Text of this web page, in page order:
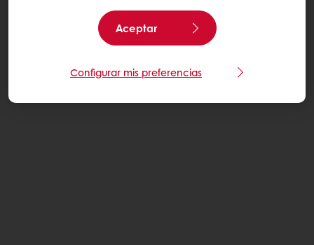
Aceptar
Configurar mis preferencias